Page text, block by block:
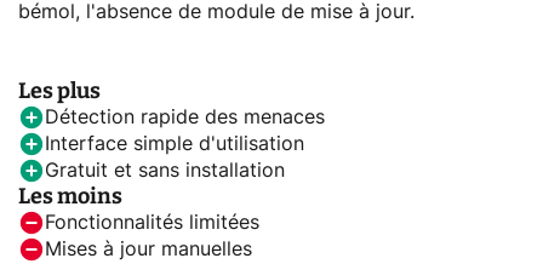
bémol, l'absence de module de mise à jour.
Les plus
Détection rapide des menaces
Interface simple d'utilisation
Gratuit et sans installation
Les moins
Fonctionnalités limitées
Mises à jour manuelles